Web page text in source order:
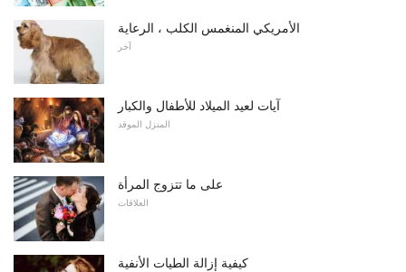
الأمريكي المنغمس الكلب ، الرعاية
آخر
آيات لعيد الميلاد للأطفال والكبار
المنزل الموقد
على ما تتزوج المرأة
العلاقات
كيفية إزالة الطيات الأنفية